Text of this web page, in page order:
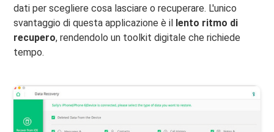
dati per scegliere cosa lasciare o recuperare. L'unico
svantaggio di questa applicazione è il lento ritmo di
recupero, rendendolo un toolkit digitale che richiede
tempo.